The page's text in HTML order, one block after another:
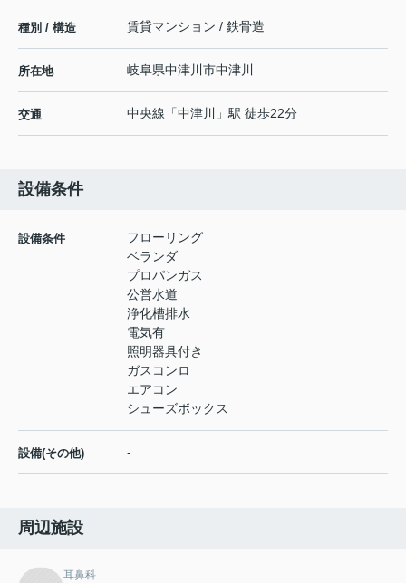
種別 / 構造 賃貸マンション / 鉄骨造
所在地 岐阜県中津川市中津川
交通 中央線 「中津川 」駅 徒歩22分
設備条件
設備条件
フローリング
ベランダ
プロパンガス
公営水道
浄化槽排水
電気有
照明器具付き
ガスコンロ
エアコン
シューズボックス
設備(その他) -
周辺施設
耳鼻科